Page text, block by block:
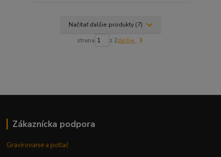
Načítať ďalšie produkty (7)
strana z 2ďalšie
Zákaznícka podpora
Gravírovanie a potlač